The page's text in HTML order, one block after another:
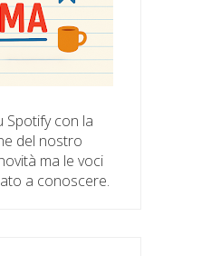
Spotify con la
del nostro
ma le voci
a conoscere.